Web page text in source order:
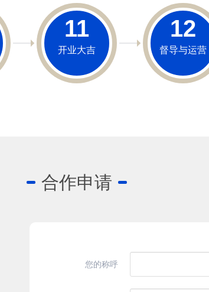
11
开业大吉
12
督导与运营
合作申请
您的称呼